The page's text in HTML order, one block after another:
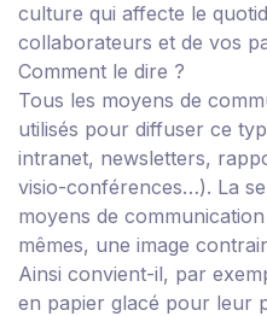
culture qui affecte le
collaborateurs et de vos
Comment le dire ?
Tous les moyens de
utilisés pour diffuser ce
intranet, newsletters,
visio-conférences…). La
moyens de
mêmes, une image
Ainsi convient-il, par
en papier glacé pour leur